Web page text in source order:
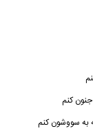
کنم
به سووشونکنم